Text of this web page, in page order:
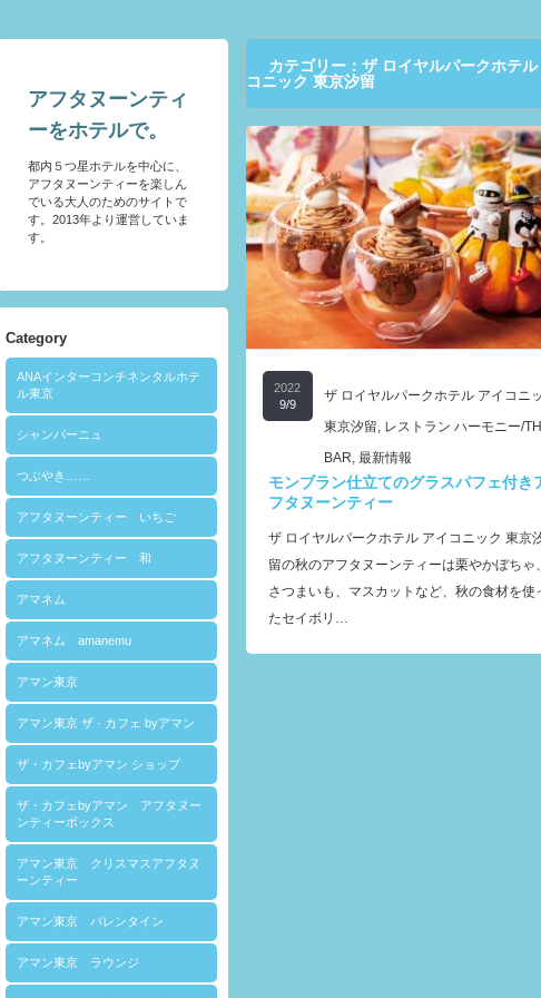
アフタヌーンティ
ーをホテルで。
都内５つ星ホテルを中心に、
アフタヌーンティーを楽しん
でいる大人のためのサイトで
す。2013年より運営していま
す。
Category
ANAインターコンチネンタルホテ
ル東京
シャンパーニュ
つぶやき……
アフタヌーンティー いちご
アフタヌーンティー 和
アマネム
アマネム amanemu
アマン東京
アマン東京 ザ · カフェ byアマン
ザ・カフェbyアマン ショップ
ザ・カフェbyアマン アフタヌー
ンティーボックス
アマン東京 クリスマスアフタヌ
ーンティー
アマン東京 バレンタイン
アマン東京 ラウンジ
カテゴリー：ザ ロイヤルパークホテル
コニック 東京汐留
2022
9/9
ザ ロイヤルパークホテル アイコニ
東京汐留, レストラン ハーモニー/
BAR, 最新情報
モンブラン仕立てのグラスパフェ付き
フタヌーンティー
ザ ロイヤルパークホテル アイコニック 東京
留の秋のアフタヌーンティーは栗やかぼちゃ、
さつまいも、マスカットなど、秋の食材を使
たセイボリ…